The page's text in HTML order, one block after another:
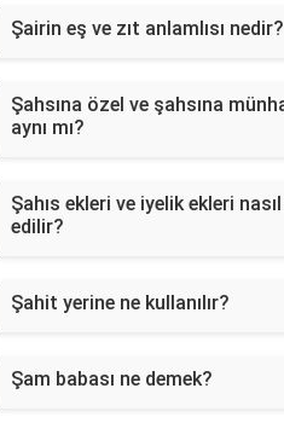
Şairin eş ve zıt anlamlısı nedir?
Şahsına özel ve şahsına
aynı mı?
Şahıs ekleri ve iyelik ekleri
edilir?
Şahit yerine ne kullanılır?
Şam babası ne demek?